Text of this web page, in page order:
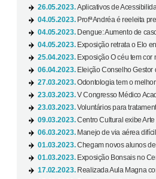
26.05.2023.Aplicativos de
04.05.2023. Profª Andréa é reeleita
04.05.2023. Dengue: Aumento de
04.05.2023. Exposição retrata o Elo
25.04.2023. Exposição O céu tem cor
06.04.2023. Eleição Conselho Gestor
27.03.2023.Odontologia tem o
23.03.2023.V Congresso Médico
23.03.2023.Voluntários para
09.03.2023.Centro Cultural exibe
06.03.2023. Manejo de via aérea
01.03.2023.Chegam novos alunos
01.03.2023. Exposição Bonsais no
17.02.2023. Realizada Aula Magna